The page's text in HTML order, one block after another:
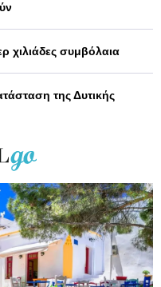
χιλιάδες συμβόλαια
της Δυτικής